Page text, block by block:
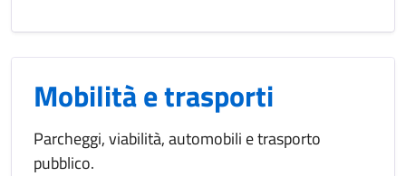
Mobilità e trasporti
Parcheggi, viabilità, automobili e trasporto
pubblico.